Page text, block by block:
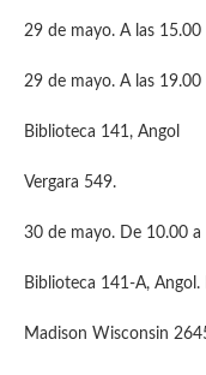
29 de mayo. A las 15.00
29 de mayo. A las 19.00
Biblioteca 141, Angol
Vergara 549.
30 de mayo. De 10.00 a
Biblioteca 141-A,
Madison Wisconsin